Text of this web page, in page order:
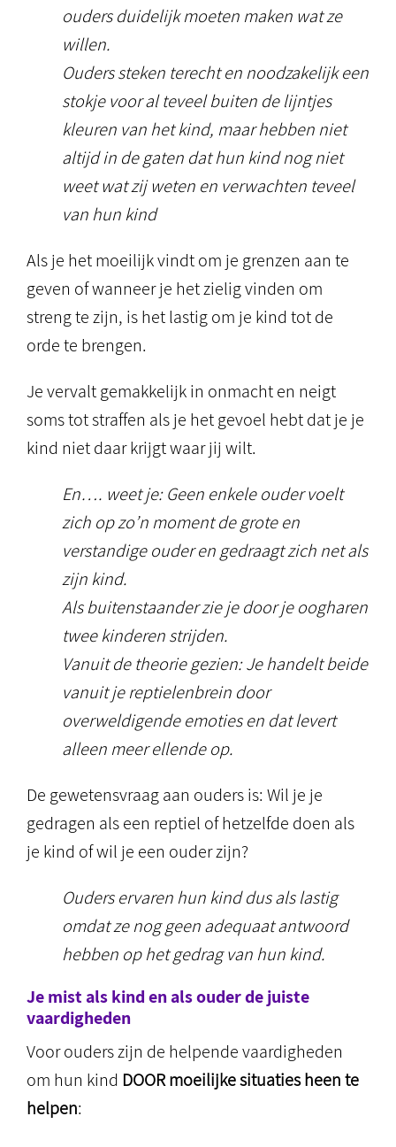
ouders duidelijk moeten maken wat ze
willen.
Ouders steken terecht en noodzakelijk een
stokje voor al teveel buiten de lijntjes
kleuren van het kind, maar hebben niet
altijd in de gaten dat hun kind nog niet
weet wat zij weten en verwachten teveel
van hun kind
Als je het moeilijk vindt om je grenzen aan te
geven of wanneer je het zielig vinden om
streng te zijn, is het lastig om je kind tot de
orde te brengen.
Je vervalt gemakkelijk in onmacht en neigt
soms tot straffen als je het gevoel hebt dat je je
kind niet daar krijgt waar jij wilt.
En…. weet je: Geen enkele ouder voelt
zich op zo’n moment de grote en
verstandige ouder en gedraagt zich net als
zijn kind.
Als buitenstaander zie je door je oogharen
twee kinderen strijden.
Vanuit de theorie gezien: Je handelt beide
vanuit je reptielenbrein door
overweldigende emoties en dat levert
alleen meer ellende op.
De gewetensvraag aan ouders is: Wil je je
gedragen als een reptiel of hetzelfde doen als
je kind of wil je een ouder zijn?
Ouders ervaren hun kind dus als lastig
omdat ze nog geen adequaat antwoord
hebben op het gedrag van hun kind.
Je mist als kind en als ouder de juiste
vaardigheden
Voor ouders zijn de helpende vaardigheden
om hun kind DOOR moeilijke situaties heen te
helpen: